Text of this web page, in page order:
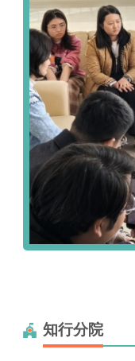
知行分院